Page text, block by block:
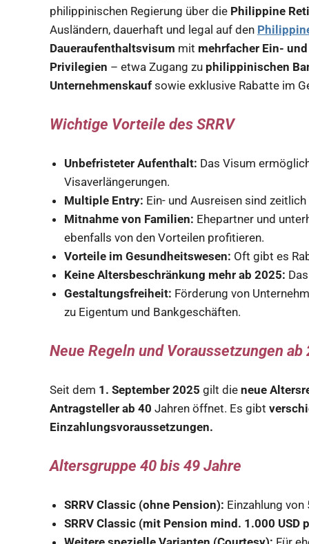
philippinischen Regierung über die Philippine
Ausländern, dauerhaft und legal auf den
Daueraufenthaltsvisum mit mehrfacher Ein-
Privilegien – etwa Zugang zu philippinischen
Unternehmenskauf sowie exklusive Rabatte im
Wichtige Vorteile des SRRV
Unbefristeter Aufenthalt: Das Visum
Visaverlängerungen.
Multiple Entry: Ein- und Ausreisen sind
Mitnahme von Familien: Ehepartner und
ebenfalls von den Vorteilen profitieren.
Vorteile im Gesundheitswesen: Oft gibt es
Keine Altersbeschränkung mehr ab 2025:
Gestaltungsfreiheit: Förderung von
zu Eigentum und Bankgeschäften.
Neue Regeln und Voraussetzungen ab
Seit dem 1. September 2025 gilt die neue
Antragsteller ab 40 Jahren öffnet. Es gibt
Einzahlungsvoraussetzungen.
Altersgruppe 40 bis 49 Jahre
SRRV Classic (ohne Pension): Einzahlung
SRRV Classic (mit Pension mind. 1.000 USD